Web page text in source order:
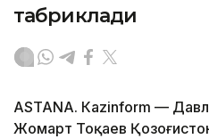
табриклади
ASTANА. Кazinform —
Жомарт Тоқаев